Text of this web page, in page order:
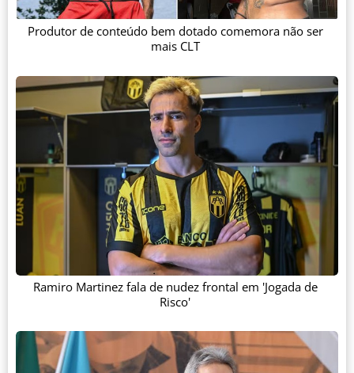
Produtor de conteúdo bem dotado comemora não ser
mais CLT
Ramiro Martinez fala de nudez frontal em 'Jogada de
Risco'